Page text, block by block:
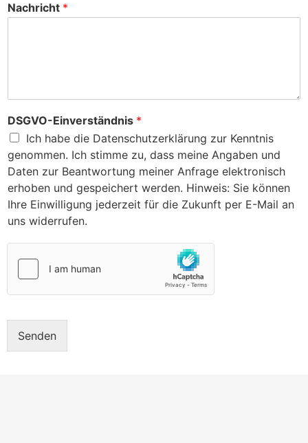
Nachricht *
DSGVO-Einverständnis *
Ich habe die Datenschutzerklärung zur Kenntnis
genommen. Ich stimme zu, dass meine Angaben und
Daten zur Beantwortung meiner Anfrage elektronisch
erhoben und gespeichert werden. Hinweis: Sie können
Ihre Einwilligung jederzeit für die Zukunft per E-Mail an
uns widerrufen.
Senden